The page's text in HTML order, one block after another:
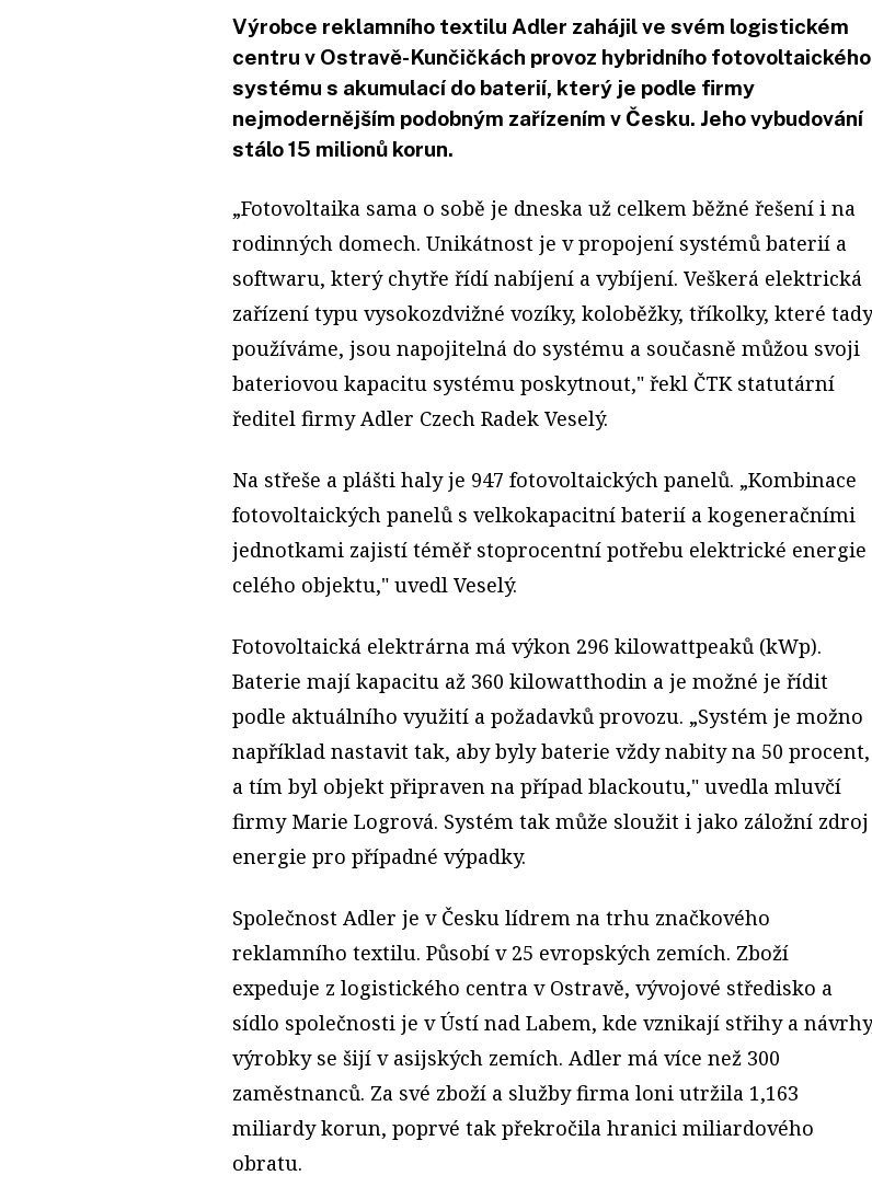
Výrobce reklamního textilu Adler zahájil ve svém logistickém
centru v Ostravě-Kunčičkách provoz hybridního fotovoltaického
systému s akumulací do baterií, který je podle firmy
nejmodernějším podobným zařízením v Česku. Jeho vybudování
stálo 15 milionů korun.
„Fotovoltaika sama o sobě je dneska už celkem běžné řešení i na
rodinných domech. Unikátnost je v propojení systémů baterií a
softwaru, který chytře řídí nabíjení a vybíjení. Veškerá elektrická
zařízení typu vysokozdvižné vozíky, koloběžky, tříkolky, které tady
používáme, jsou napojitelná do systému a současně můžou svoji
bateriovou kapacitu systému poskytnout," řekl ČTK statutární
ředitel firmy Adler Czech Radek Veselý.
Na střeše a plášti haly je 947 fotovoltaických panelů. „Kombinace
fotovoltaických panelů s velkokapacitní baterií a kogeneračními
jednotkami zajistí téměř stoprocentní potřebu elektrické energie
celého objektu," uvedl Veselý.
Fotovoltaická elektrárna má výkon 296 kilowattpeaků (kWp).
Baterie mají kapacitu až 360 kilowatthodin a je možné je řídit
podle aktuálního využití a požadavků provozu. „Systém je možno
například nastavit tak, aby byly baterie vždy nabity na 50 procent,
a tím byl objekt připraven na případ blackoutu," uvedla mluvčí
firmy Marie Logrová. Systém tak může sloužit i jako záložní zdroj
energie pro případné výpadky.
Společnost Adler je v Česku lídrem na trhu značkového
reklamního textilu. Působí v 25 evropských zemích. Zboží
expeduje z logistického centra v Ostravě, vývojové středisko a
sídlo společnosti je v Ústí nad Labem, kde vznikají střihy a
výrobky se šijí v asijských zemích. Adler má více než 300
zaměstnanců. Za své zboží a služby firma loni utržila 1,163
miliardy korun, poprvé tak překročila hranici miliardového
obratu.